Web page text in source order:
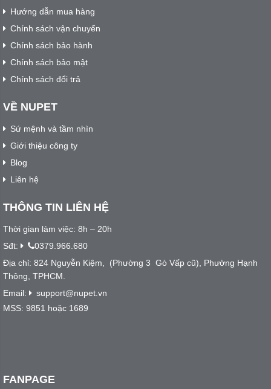
Hướng dẫn mua hàng
Chính sách vận chuyển
Chính sách bảo hành
Chính sách bảo mật
Chính sách đổi trả
VỀ NUPET
Sứ mệnh và tầm nhìn
Giới thiệu công ty
Blog
Liên hệ
THÔNG TIN LIÊN HỆ
Thời gian làm việc: 8h – 20h
Sđt:
0379.966.680
Địa chỉ: 824 Nguyễn Kiệm, (Phường 3 Gò Vấp cũ), Phường Hạnh
Thông, TPHCM.
Email:
support@nupet.vn
MSS: 9851 hoặc 1689
FANPAGE